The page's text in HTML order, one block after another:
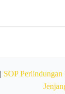
| SOP Perlindungan